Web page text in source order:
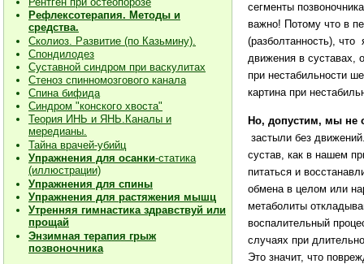
Рефлексотерапия. Методы и
средства.
Сколиоз. Развитие (по Казьмину).
Спондилодез
Суставной синдром при васкулитах
Стеноз спинномозгового канала
Спина бифида
Синдром "конского хвоста"
Теория ИНЬ и ЯНЬ.Каналы и
мередианы.
Тайна врачей-убийц
Упражнения для осанки-статика
(иллюстрации)
Упражнения для спины
Упражнения для растяжения мышц
Утренняя гимнастика здравствуй или
прощай
Энзимная терапия грыж
позвоночника
сегменты
важно! Потому что в
(разболтанность),
движения в
при нестабильности
картина при
Но, допустим, мы не
застыли без
сустав, как в нашем
питаться и
обмена в целом или
метаболиты
воспалительный
случаях при
Это значит, что